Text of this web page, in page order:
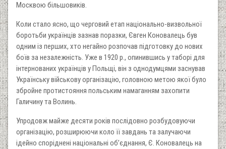
Москвою більшовиків.
Коли стало ясно, що черговий етап національно-визвольної
боротьби українців зазнав поразки, Євген Коновалець був
одним із перших, хто негайно розпочав підготовку до нових
боїв за незалежність. Уже в 1920 р., опинившись у таборі для
інтернованих українців у Польщі, він з однодумцями заснував
Українську військову організацію, головною метою якої було
збройне протистояння польським намаганням захопити
Галичину та Волинь.
Упродовж майже десяти років послідовно розбудовуючи
організацію, розширюючи коло її завдань та залучаючи
ідейно споріднені національні об’єднання, Є. Коновалець на